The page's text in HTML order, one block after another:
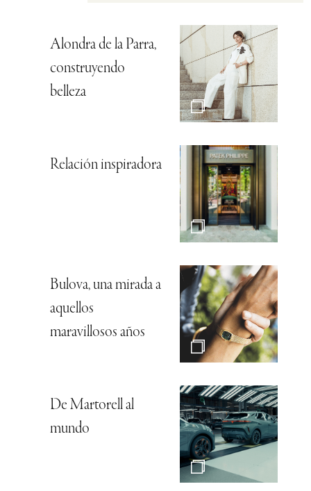
Alondra de la Parra,
construyendo
belleza
Relación inspiradora
Bulova, una mirada a
aquellos
maravillosos años
De Martorell al
mundo